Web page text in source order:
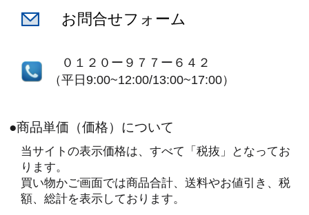
お問合せフォーム
０１２０ー９７７ー６４２
（平日9:00~12:00/13:00~17:00）
●商品単価（価格）について
当サイトの表示価格は、すべて「税抜」となってお
ります。
買い物かご画面では商品合計、送料やお値引き、税
額、総計を表示しております。